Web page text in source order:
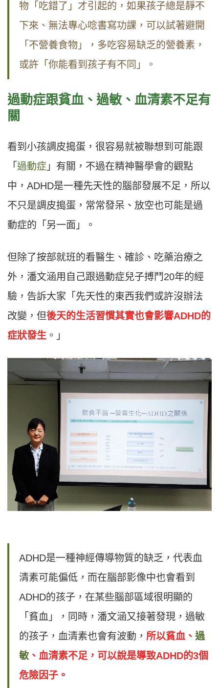
物「吃錯了」才引起的，如果孩子總是靜不
下來、無法專心唸書寫功課，可以試著避開
「不營養食物」，多吃容易缺乏的營養素，
或許「你能看到孩子有不同」。
過動症跟貧血、過敏、血清素不足有
關
看到小孩調皮搗蛋，很容易就被聯想到可能跟
「 過動症 」有關，不過在精神醫學會的觀點
中，ADHD是一種先天性的腦部發展不足，所以
不只是調皮搗蛋，常常發呆、放空也可能是過
動症的「另一面」。
但除了按部就班的看醫生、確診、吃藥治療之
外，潘文涵用自己跟過動症兒子搏鬥20年的經
驗，告訴大家「先天性的東西我們或許沒辦法
改變，但後天的生活習慣其實也會影響ADHD的
症狀發生 。」
ADHD是一種神經傳導物質的缺乏，代表血
清素可能偏低，而在腦部影像中也會看到
ADHD的孩子，在某些腦部區域很明顯的
「貧血」，同時，潘文涵又接著發現，過敏
的孩子，血清素也會有波動， 所以貧血、 過
敏 、血清素不足，可以說是導致ADHD的3個
危險因子。